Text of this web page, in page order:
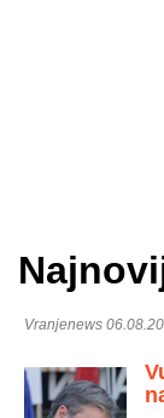
Vranjenews